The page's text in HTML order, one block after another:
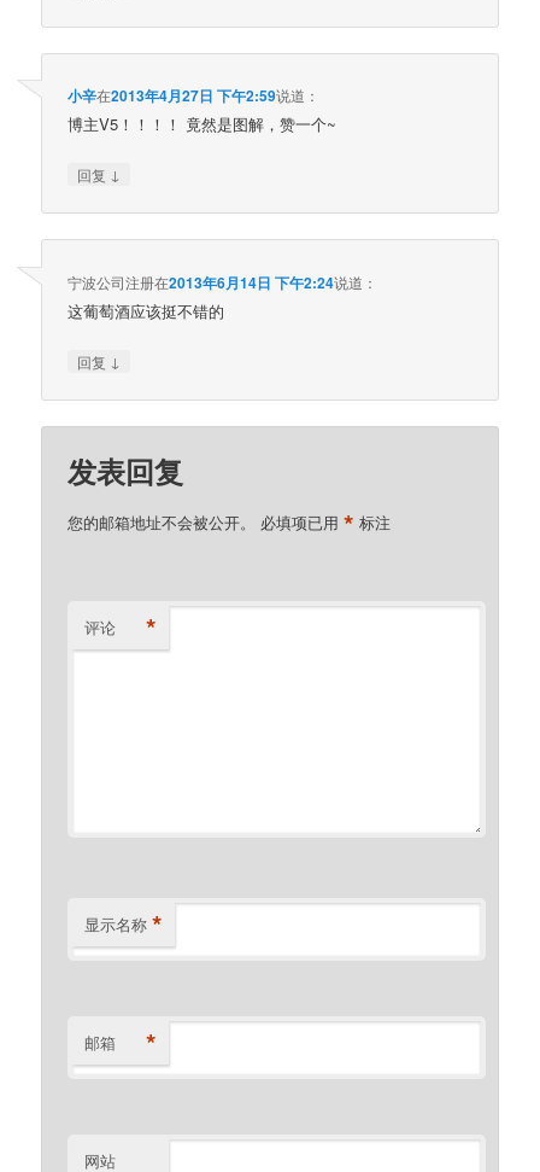
小辛在2013年4月27日 下午2:59说道：
博主V5！！！！ 竟然是图解，赞一个~
回复 ↓
宁波公司注册在2013年6月14日 下午2:24说道：
这葡萄酒应该挺不错的
回复 ↓
发表回复
您的邮箱地址不会被公开。 必填项已用* 标注
评论 *
显示名称 *
邮箱 *
网站